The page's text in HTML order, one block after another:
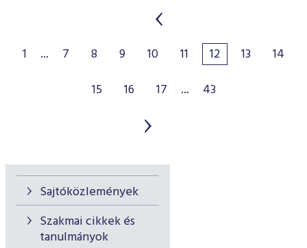
Sajtóközlemények
Szakmai cikkek és
tanulmányok
1 ... 7 8 9 10 11 12 13
14
15
16 17 ... 43